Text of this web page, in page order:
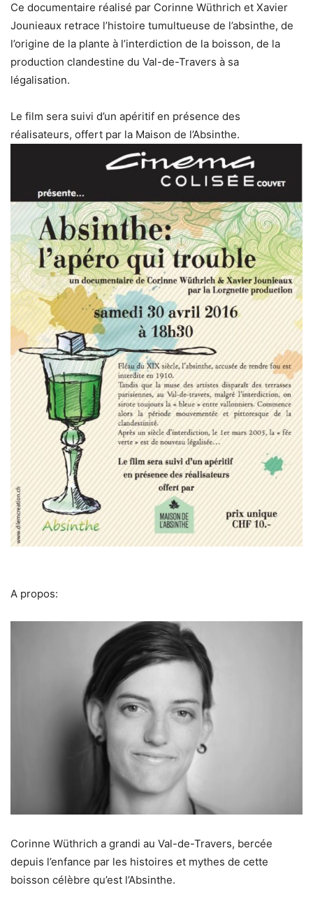
Ce documentaire réalisé par Corinne Wüthrich et Xavier
Jounieaux retrace l’histoire tumultueuse de l’absinthe, de
l’origine de la plante à l’interdiction de la boisson, de la
production clandestine du Val-de-Travers à sa
légalisation.
Le film sera suivi d’un apéritif en présence des
réalisateurs, offert par la Maison de l’Absinthe.
A propos:
Corinne Wüthrich a grandi au Val-de-Travers, bercée
depuis l’enfance par les histoires et mythes de cette
boisson célèbre qu’est l’Absinthe.